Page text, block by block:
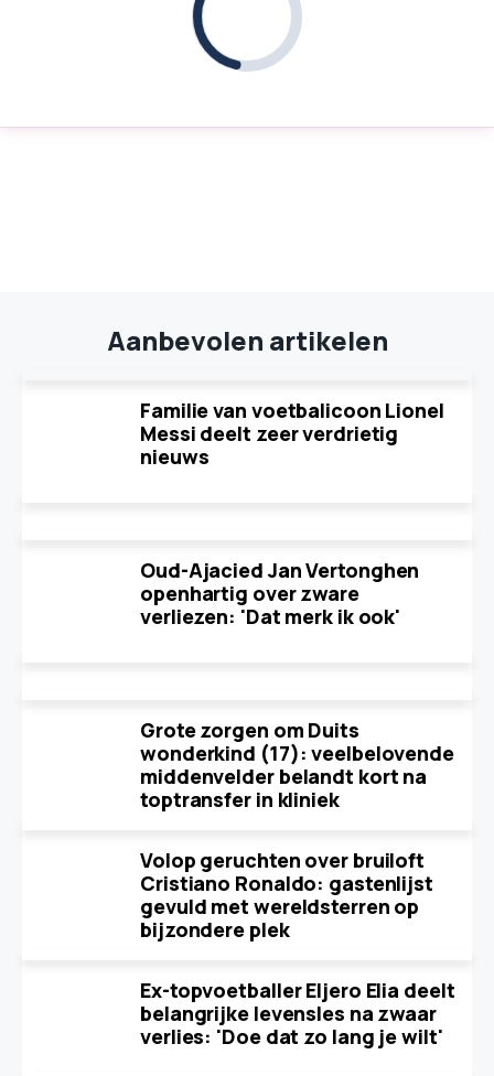
Aanbevolen artikelen
Familie van voetbalicoon Lionel
Messi deelt zeer verdrietig
nieuws
Oud-Ajacied Jan Vertonghen
openhartig over zware
verliezen: 'Dat merk ik ook'
Grote zorgen om Duits
wonderkind (17): veelbelovende
middenvelder belandt kort na
toptransfer in kliniek
Volop geruchten over bruiloft
Cristiano Ronaldo: gastenlijst
gevuld met wereldsterren op
bijzondere plek
Ex-topvoetballer Eljero Elia deelt
belangrijke levensles na zwaar
verlies: 'Doe dat zo lang je wilt'